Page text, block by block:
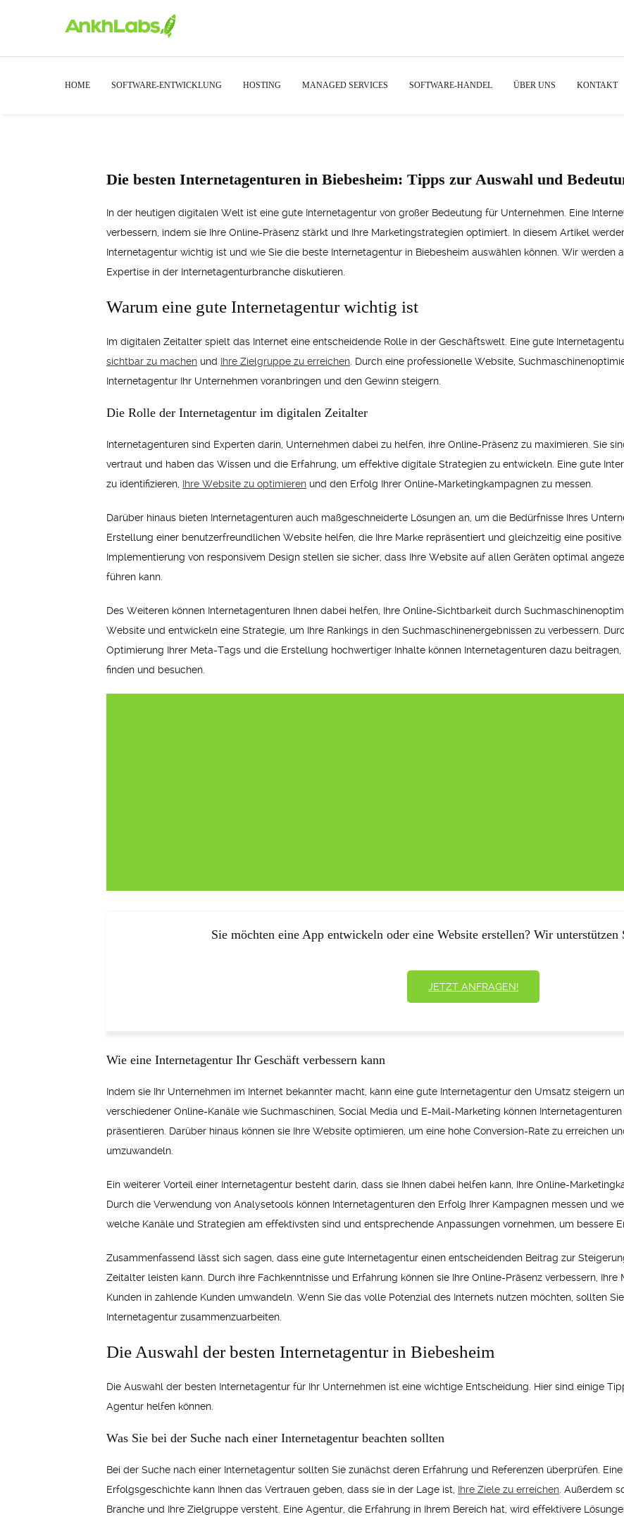
HOME SOFTWARE-ENTWICKLUNG HOSTING MANAGED SERVICES SOFTWARE-HANDEL ÜBER UNS KONTAKT
Die besten Internetagenturen in Biebesheim: Tipps zur Auswahl und
In der heutigen digitalen Welt ist eine gute Internetagentur von großer Bedeutung für Unternehmen. Eine
verbessern, indem sie Ihre Online-Präsenz stärkt und Ihre Marketingstrategien optimiert. In diesem Artikel
Internetagentur wichtig ist und wie Sie die beste Internetagentur in Biebesheim auswählen können. Wir werden
Expertise in der Internetagenturbranche diskutieren.
Warum eine gute Internetagentur wichtig ist
Im digitalen Zeitalter spielt das Internet eine entscheidende Rolle in der Geschäftswelt. Eine gute
sichtbar zu machen und Ihre Zielgruppe zu erreichen . Durch eine professionelle Website,
Internetagentur Ihr Unternehmen voranbringen und den Gewinn steigern.
Die Rolle der Internetagentur im digitalen Zeitalter
Internetagenturen sind Experten darin, Unternehmen dabei zu helfen, ihre Online-Präsenz zu maximieren. Sie
vertraut und haben das Wissen und die Erfahrung, um effektive digitale Strategien zu entwickeln. Eine gute
zu identifizieren, Ihre Website zu optimieren und den Erfolg Ihrer Online-Marketingkampagnen zu messen.
Darüber hinaus bieten Internetagenturen auch maßgeschneiderte Lösungen an, um die Bedürfnisse Ihres
Erstellung einer benutzerfreundlichen Website helfen, die Ihre Marke repräsentiert und gleichzeitig eine
Implementierung von responsivem Design stellen sie sicher, dass Ihre Website auf allen Geräten optimal
führen kann.
Des Weiteren können Internetagenturen Ihnen dabei helfen, Ihre Online-Sichtbarkeit durch
Website und entwickeln eine Strategie, um Ihre Rankings in den Suchmaschinenergebnissen zu verbessern.
Optimierung Ihrer Meta-Tags und die Erstellung hochwertiger Inhalte können Internetagenturen dazu
finden und besuchen.
Sie möchten eine App entwickeln oder eine Website erstellen? Wir
JETZT ANFRAGEN!
Wie eine Internetagentur Ihr Geschäft verbessern kann
Indem sie Ihr Unternehmen im Internet bekannter macht, kann eine gute Internetagentur den Umsatz steigern
verschiedener Online-Kanäle wie Suchmaschinen, Social Media und E-Mail-Marketing können
präsentieren. Darüber hinaus können sie Ihre Website optimieren, um eine hohe Conversion-Rate zu erreichen
umzuwandeln.
Ein weiterer Vorteil einer Internetagentur besteht darin, dass sie Ihnen dabei helfen kann, Ihre Online-
Durch die Verwendung von Analysetools können Internetagenturen den Erfolg Ihrer Kampagnen messen und
welche Kanäle und Strategien am effektivsten sind und entsprechende Anpassungen vornehmen, um bessere
Zusammenfassend lässt sich sagen, dass eine gute Internetagentur einen entscheidenden Beitrag zur
Zeitalter leisten kann. Durch ihre Fachkenntnisse und Erfahrung können sie Ihre Online-Präsenz verbessern,
Kunden in zahlende Kunden umwandeln. Wenn Sie das volle Potenzial des Internets nutzen möchten, sollten
Internetagentur zusammenzuarbeiten.
Die Auswahl der besten Internetagentur in Biebesheim
Die Auswahl der besten Internetagentur für Ihr Unternehmen ist eine wichtige Entscheidung. Hier sind einige
Agentur helfen können.
Was Sie bei der Suche nach einer Internetagentur beachten sollten
Bei der Suche nach einer Internetagentur sollten Sie zunächst deren Erfahrung und Referenzen überprüfen.
Erfolgsgeschichte kann Ihnen das Vertrauen geben, dass sie in der Lage ist, Ihre Ziele zu erreichen. Außerdem
Branche und Ihre Zielgruppe versteht. Eine Agentur, die Erfahrung in Ihrem Bereich hat, wird effektivere